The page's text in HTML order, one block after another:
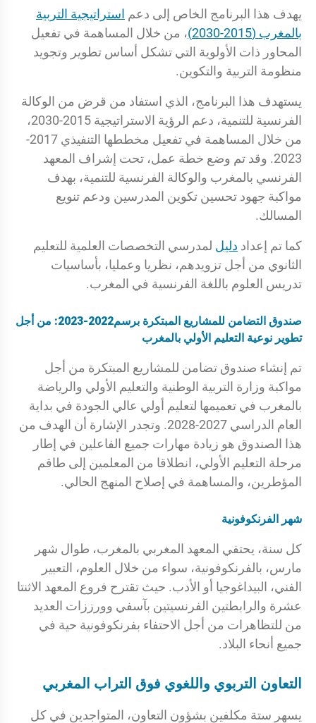
يهدف هذا البرنامج الخاص إلى دعم استراتيجية التربية
بالمغرب (2015-2030)
، من خلال المساهمة في تفعيل
المحاور ذات الأولوية التي تشكل أساس تطوير وتجويد
منظومة التربية والتكوين.
يستهدف هذا البرنامج، الذي استفاد من قرض من الوكالة
الفرنسية للتنمية، دعم الرؤية الاستراتيجية 2015-2030،
من خلال المساهمة في تفعيل مخططها التنفيذي 2017-
2023. وقد تم وضع خطة عمل، تحت إشراف المعهد
الفرنسي بالمغرب والوكالة الفرنسية للتنمية، بهدف
مواكبة جهود تحسين تكوين المدرسين ودعم تنويع
المسالك.
كما تم إعداد دليل لمدرسي التخصصات العلمية للتعليم
الثانوي من أجل تزويدهم، نظريا وعمليا، بأساسيات
تدريس العلوم باللغة الفرنسية في المغرب.
صندوق التضامن للمشاريع المبتكرة برسم2022-2023: من أجل
تطوير نوعية التعليم الأولي بالمغرب
تم إنشاء صندوق تضامن للمشاريع المبتكرة من أجل
مواكبة وزارة التربية الوطنية والتعليم الأولي والرياضة
بالمغرب في تعميمها لتعليم أولي عالي الجودة في بداية
العام الدراسي 2027-2028. وتجدر الإشارة أن الهدف من
هذا الصندوق هو زيادة مهارات جميع الفاعلين في إطار
مرحلة التعليم الأولي، انطلاقا من المعلمين إلى طاقم
المؤطرين، والمساهمة في إصلاح المنهج الحالي.
شهر الفرنكوفونية
كل سنة، يحتفي المعهد المغربي بالمغرب، طوال شهر
مارس، بالفرنكوفونية، سواء من خلال العلوم، التعبير
الفني، البيداغوجيا أو الأدب. حيث تقترح فروع المعهد الاثنتا
عشرة والرابطتين الفرنسيتين بآسفي وورززات العديد
من للتظاهرات من أجل الاحتفاء بفرنكوفونية حية في
جميع أنحاء البلاد.
التعاون التربوي واللغوي فوق التراب المغربي
يسهر ستة مكلفين بشؤون التعاون، المتواجدين في كل